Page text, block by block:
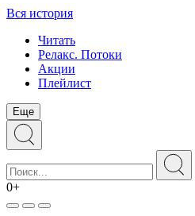
Вся история
Читать
Релакс. Потоки
Акции
Плейлист
Еще
0+